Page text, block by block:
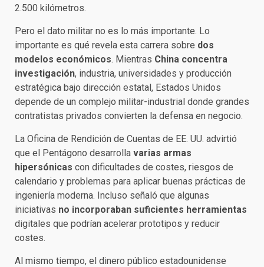
2.500 kilómetros.
Pero el dato militar no es lo más importante. Lo
importante es qué revela esta carrera sobre dos
modelos económicos. Mientras China concentra
investigación, industria, universidades y producción
estratégica bajo dirección estatal, Estados Unidos
depende de un complejo militar-industrial donde grandes
contratistas privados convierten la defensa en negocio.
La Oficina de Rendición de Cuentas de EE. UU. advirtió
que el Pentágono desarrolla varias armas
hipersónicas con dificultades de costes, riesgos de
calendario y problemas para aplicar buenas prácticas de
ingeniería moderna. Incluso señaló que algunas
iniciativas no incorporaban suficientes herramientas
digitales que podrían acelerar prototipos y reducir
costes.
Al mismo tiempo, el dinero público estadounidense